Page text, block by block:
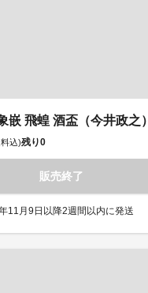
嵌 飛蝗 酒盃（今井政之）
込)残り0
販売終了
11月9日以降2週間以内に発送